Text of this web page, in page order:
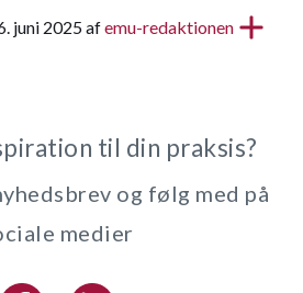
juni 2025 afemu-redaktionen
til din praksis?
og følg med på
medier